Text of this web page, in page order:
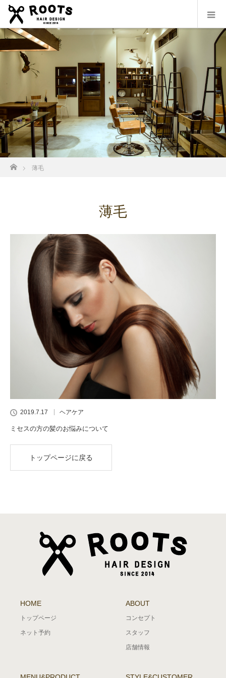
ホーム
薄毛
薄毛
2019.7.17 ヘアケア
ミセスの方の髪のお悩みについて
トップページに戻る
HOME
トップページ
ネット予約
ABOUT
コンセプト
スタッフ
店舗情報